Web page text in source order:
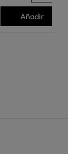
Añadir